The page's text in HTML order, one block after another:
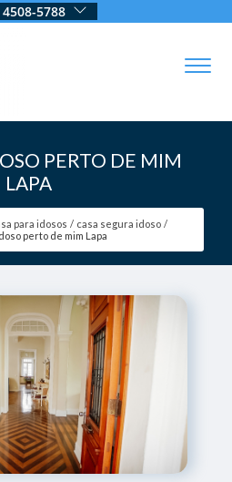
4508-5788
PERTO DE MIM
LAPA
para idosos
casa segura idoso
perto de mim Lapa